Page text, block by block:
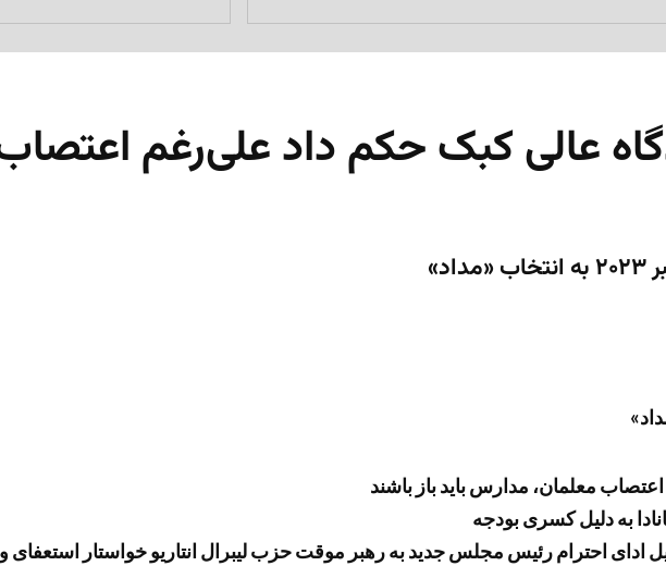
عالی کبک حکم داد علی‌رغم
معلمان، مدارس باید باز باشند
ادای احترام رئیس مجلس جدید به رهبر موقت حزب لیبرال انتاریو خواستار